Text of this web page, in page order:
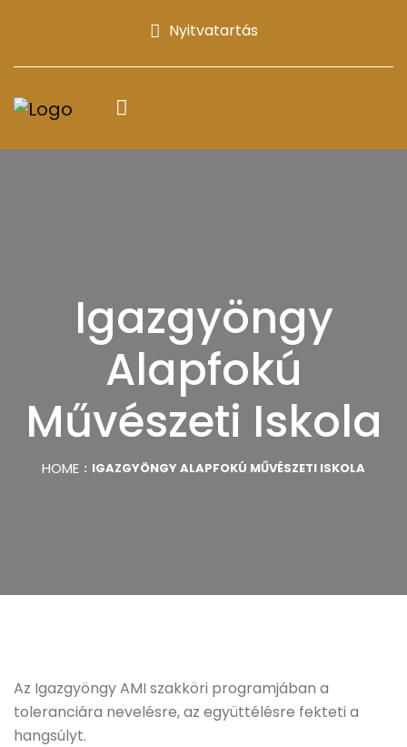
Nyitvatartás
Igazgyöngy
Alapfokú
Művészeti Iskola
HOME IGAZGYÖNGY ALAPFOKÚ MŰVÉSZETI ISKOLA
Az Igazgyöngy AMI szakköri programjában a
toleranciára nevelésre, az együttélésre fekteti a
hangsúlyt.